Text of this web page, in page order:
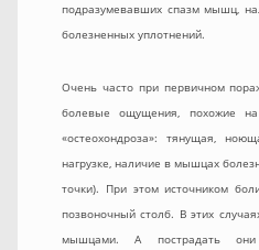
подразумевавших спазм мышц,
болезненных уплотнений.
Очень часто при первичном
болевые ощущения, похожие
«остеохондроза»: тянущая,
нагрузке, наличие в мышцах
точки). При этом источником
позвоночный столб. В этих
мышцами. А пострадать они